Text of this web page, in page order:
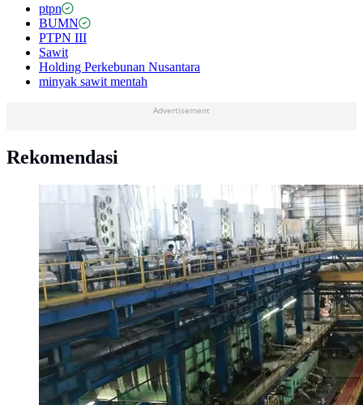
ptpn
BUMN
PTPN III
Sawit
Holding Perkebunan Nusantara
minyak sawit mentah
Advertisement
Rekomendasi